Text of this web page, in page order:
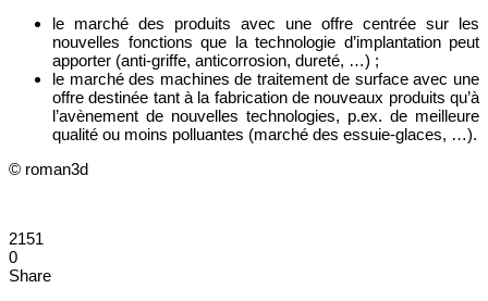
le marché des produits avec une offre centrée sur les
nouvelles fonctions que la technologie d’implantation peut
apporter (anti-griffe, anticorrosion, dureté, …) ;
le marché des machines de traitement de surface avec une
offre destinée tant à la fabrication de nouveaux produits qu’à
l’avènement de nouvelles technologies, p.ex. de meilleure
qualité ou moins polluantes (marché des essuie-glaces, …).
© roman3d
2151
0
Share